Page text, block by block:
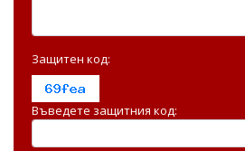
Защитен код:
Въведете защитния код: